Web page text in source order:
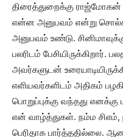
திரைத்துறைக்கு
என்ன அனுபவம் என்று
அனுபவம் உண்டு.
பலரிடம் பேசியிருக்கிறார்.
அவர்களுடன்
எளியவர்களிடம் அதிகம்
பொறுப்புக்கு வந்தது எனக்கு
என் வாழ்த்துகள். நம்ம
பெரிதாக பார்த்ததில்லை.